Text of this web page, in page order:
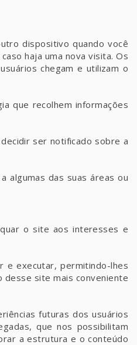
dispositivo quando você
haja uma nova visita. Os
chegam e utilizam o
que recolhem informações
ser notificado sobre a
algumas das suas áreas ou
o site aos interesses e
e executar, permitindo-lhes
site mais conveniente
futuras dos usuários
que nos possibilitam
a estrutura e o conteúdo